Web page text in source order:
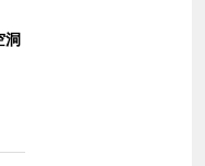
洞